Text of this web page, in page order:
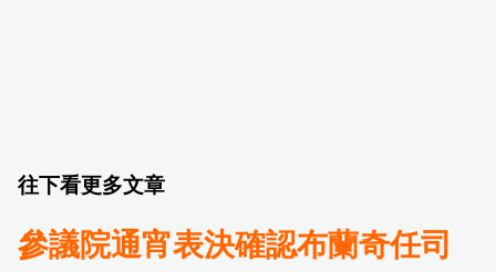
往下看更多文章
參議院通宵表決確認布蘭奇任司